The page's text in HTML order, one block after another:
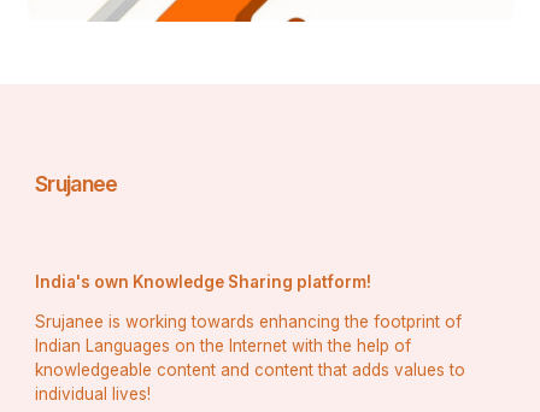
ଓଡ଼ିଆ ସଂସ୍କୃତି ପୁଣି।
ରୁପା ସିନ୍ଥି କିଭଳି ଚିକକ୍କା
ଆଚ୍ଛାଦାନ କରେ ପୁଣି କର୍ଣ୍ଣ କୁ ଯେ ସମଗ୍ର।
ଅଣ୍ଟା ରେ ଶୋଭା ପାଏ
Srujanee
India's own Knowledge Sharing platform!
Srujanee is working towards enhancing the footprint of
Indian Languages on the Internet with the help of
knowledgeable content and content that adds values to
individual lives!